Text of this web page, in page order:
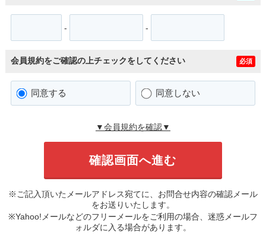
- -
会員規約をご確認の上チェックをしてください 必須
同意する 同意しない
▼会員規約を確認▼
※ご記入頂いたメールアドレス宛てに、お問合せ内容の確認メール
をお送りいたします。
※Yahoo!メールなどのフリーメールをご利用の場合、迷惑メールフ
ォルダに入る場合があります。